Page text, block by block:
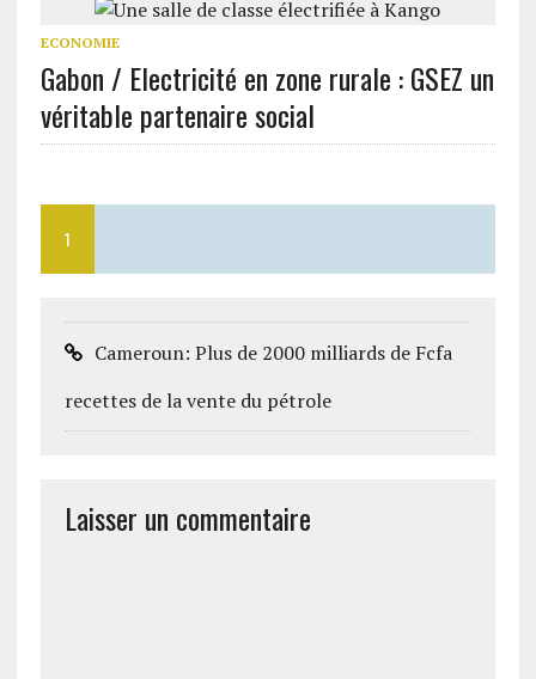
ECONOMIE
Gabon / Electricité en zone rurale : GSEZ un
véritable partenaire social
1
Cameroun: Plus de 2000 milliards de Fcfa
recettes de la vente du pétrole
Laisser un commentaire